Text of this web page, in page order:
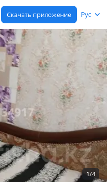
Скачать приложение Рус
1/4